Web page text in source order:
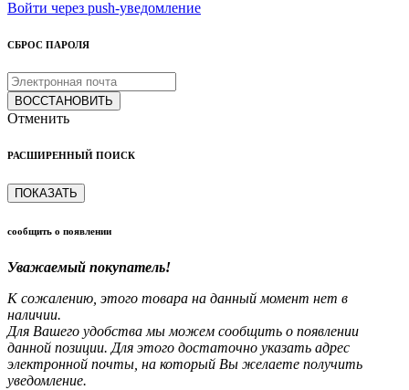
Войти через push-уведомление
СБРОС ПАРОЛЯ
ВОССТАНОВИТЬ
Отменить
РАСШИРЕННЫЙ ПОИСК
ПОКАЗАТЬ
сообщить о появлении
Уважаемый покупатель!
К сожалению, этого товара на данный момент нет в
наличии.
Для Вашего удобства мы можем сообщить о появлении
данной позиции. Для этого достаточно указать адрес
электронной почты, на который Вы желаете получить
уведомление.